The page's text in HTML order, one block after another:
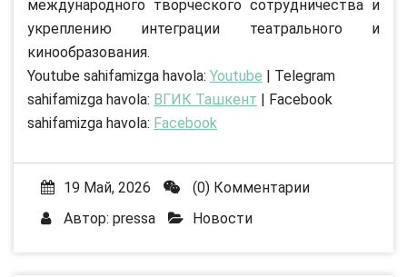
международного творческого сотрудничества и
укреплению интеграции театрального и
кинообразования.
Youtube sahifamizga havola: Youtube | Telegram
sahifamizga havola: ВГИК Ташкент | Facebook
sahifamizga havola: Facebook
19 Май, 2026
(0) Комментарии
Автор: pressa Новости